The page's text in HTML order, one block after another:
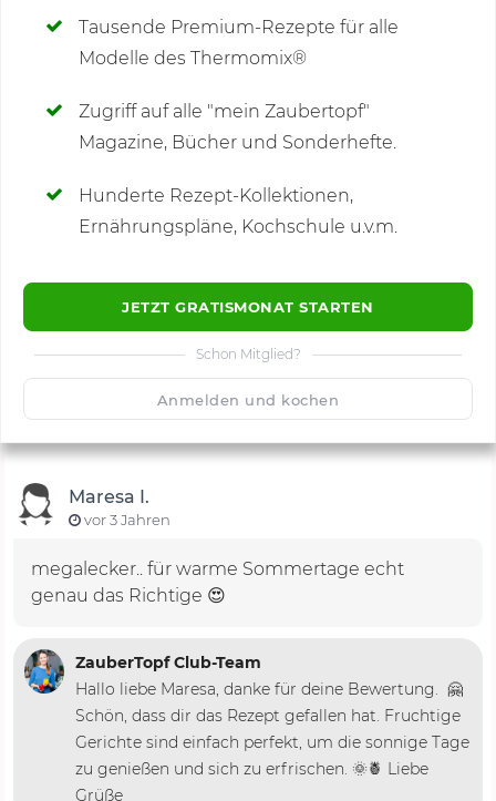
Tausende Premium-Rezepte für alle
Modelle des Thermomix®
Zugriff auf alle "mein Zaubertopf"
Magazine, Bücher und Sonderhefte.
Hunderte Rezept-Kollektionen,
Ernährungspläne, Kochschule u.v.m.
JETZT GRATISMONAT STARTEN
Schon Mitglied?
Anmelden und kochen
Kommentare(1)
🙂 Speichern
Maresa I.
vor 3 Jahren
megalecker.. für warme Sommertage echt
genau das Richtige 😍
ZauberTopf Club-Team
Hallo liebe Maresa, danke für deine Bewertung. 🤗
Schön, dass dir das Rezept gefallen hat. Fruchtige
Gerichte sind einfach perfekt, um die sonnige Tage
zu genießen und sich zu erfrischen. 🌞🍍 Liebe
Grüße